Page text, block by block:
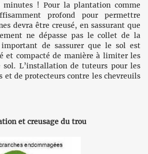
minutes ! Pour la plantation comme
profond pour permettre
devra être creusé, en sassurant que
ne dépasse pas le collet de la
de sassurer que le sol est
et compacté de manière à limiter les
sol. L’installation de tuteurs pour les
et de protecteurs contre les chevreuils
et creusage du trou